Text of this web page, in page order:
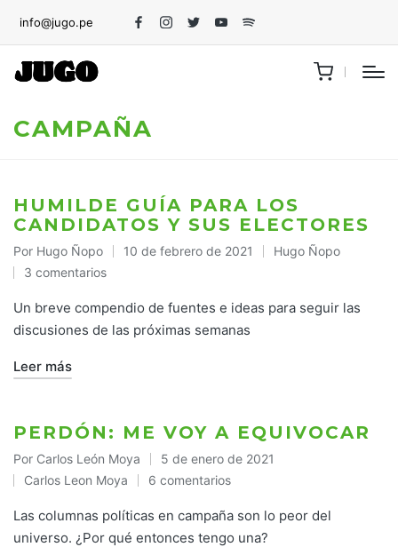
info@jugo.pe
FacebookInstagram
TwitterYoutubeSpotify
CAMPAÑA
HUMILDE GUÍA PARA LOS
CANDIDATOS Y SUS ELECTORES
Publicado
por
Por Hugo Ñopo 10 de febrero de 2021
Publicado
Hugo Ñopo
3 comentarios
Un breve compendio de fuentes e ideas para seguir las
discusiones de las próximas semanas
Leer más
PERDÓN: ME VOY A EQUIVOCAR
Publicado
por
Por Carlos León Moya 5 de enero de 2021
Publicado
en
Carlos Leon Moya 6 comentarios
Las columnas políticas en campaña son lo peor del
universo. ¿Por qué entonces tengo una?